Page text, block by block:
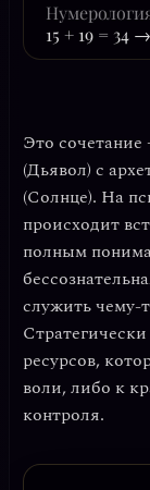
15 + 19 = 34
Это
(Дьявол) с
(Солнце). На
происходит
полным
служить чему-
ресурсов,
воли, либо к
контроля.